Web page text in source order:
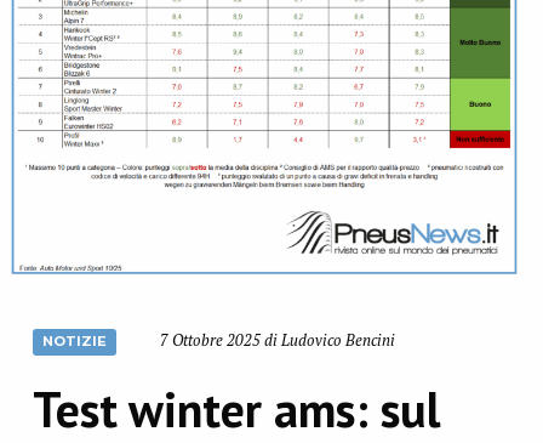
NOTIZIE 7 Ottobre 2025 di Ludovico Bencini
Test winter ams: sul